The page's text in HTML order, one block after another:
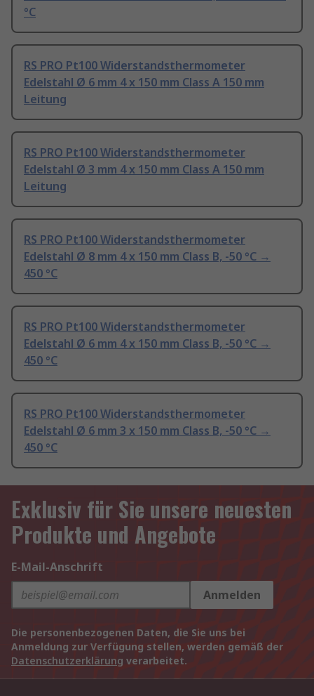
°C
RS PRO Pt100 Widerstandsthermometer
Edelstahl Ø 6 mm 4 x 150 mm Class A 150 mm
Leitung
RS PRO Pt100 Widerstandsthermometer
Edelstahl Ø 3 mm 4 x 150 mm Class A 150 mm
Leitung
RS PRO Pt100 Widerstandsthermometer
Edelstahl Ø 8 mm 4 x 150 mm Class B, -50 °C →
450 °C
RS PRO Pt100 Widerstandsthermometer
Edelstahl Ø 6 mm 4 x 150 mm Class B, -50 °C →
450 °C
RS PRO Pt100 Widerstandsthermometer
Edelstahl Ø 6 mm 3 x 150 mm Class B, -50 °C →
450 °C
Exklusiv für Sie unsere neuesten
Produkte und Angebote
E-Mail-Anschrift
Anmelden
Die personenbezogenen Daten, die Sie uns bei
Anmeldung zur Verfügung stellen, werden gemäß der
Datenschutzerklärung verarbeitet.